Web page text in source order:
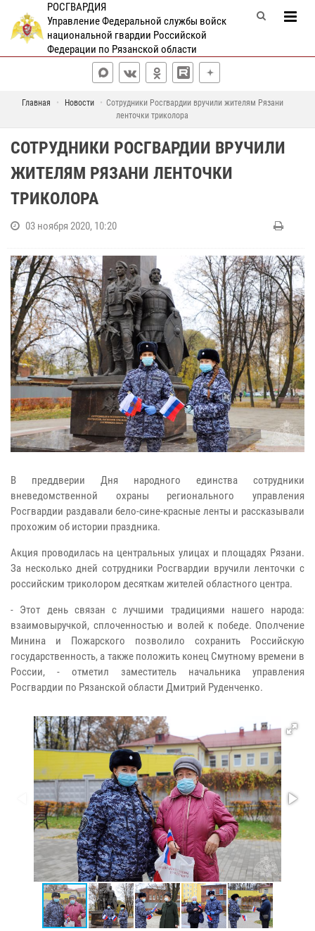
РОСГВАРДИЯ
Управление Федеральной службы войск
национальной гвардии Российской
Федерации по Рязанской области
Главная Новости
Сотрудники Росгвардии вручили жителям Рязани
ленточки триколора
СОТРУДНИКИ РОСГВАРДИИ ВРУЧИЛИ
ЖИТЕЛЯМ РЯЗАНИ ЛЕНТОЧКИ
ТРИКОЛОРА
03 ноября 2020, 10:20
В преддверии Дня народного единства сотрудники
вневедомственной охраны регионального управления
Росгвардии раздавали бело-сине-красные ленты и рассказывали
прохожим об истории праздника.
Акция проводилась на центральных улицах и площадях Рязани.
За несколько дней сотрудники Росгвардии вручили ленточки с
российским триколором десяткам жителей областного центра.
- Этот день связан с лучшими традициями нашего народа:
взаимовыручкой, сплоченностью и волей к победе. Ополчение
Минина и Пожарского позволило сохранить Российскую
государственность, а также положить конец Смутному времени в
России, - отметил заместитель начальника управления
Росгвардии по Рязанской области Дмитрий Руденченко.